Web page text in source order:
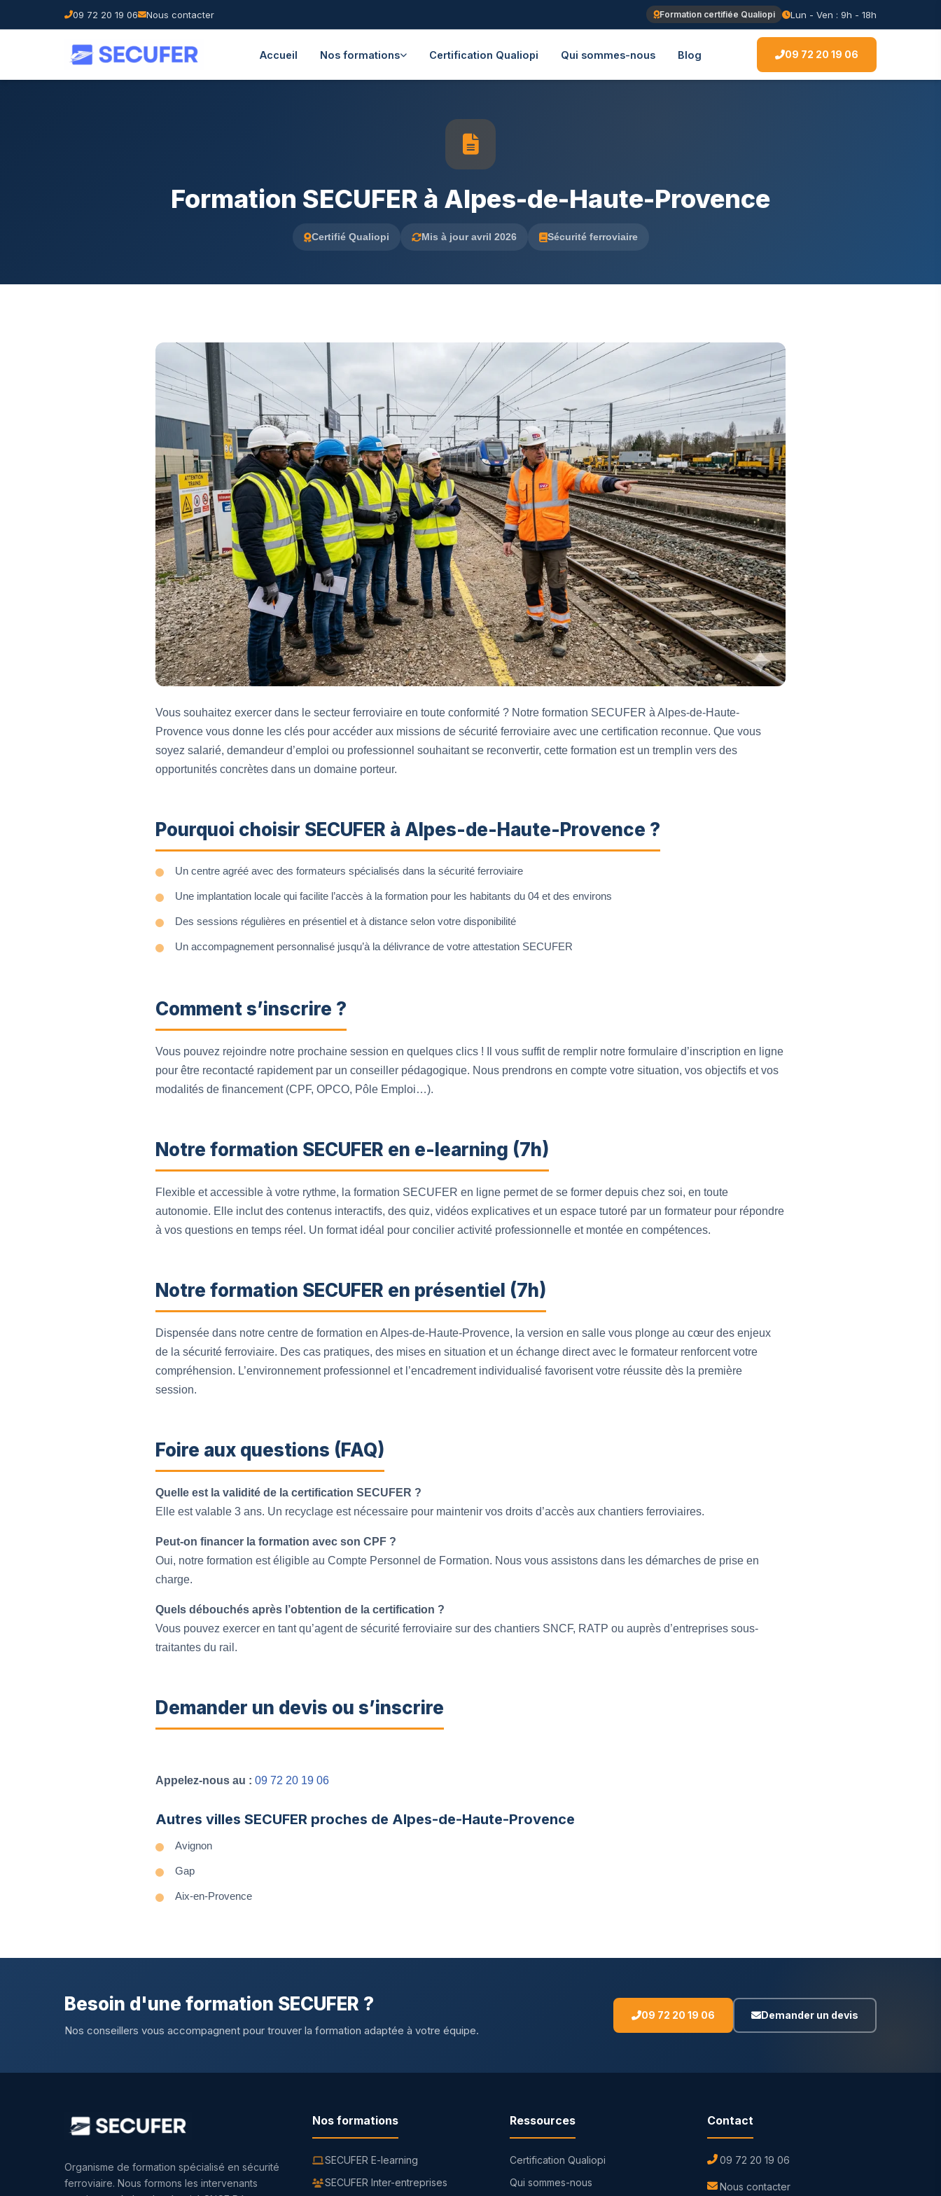
09 72 20 19 06 Nous contacter Formation certifiée Qualiopi Lun - Ven : 9h - 18h
Accueil Nos formations Certification Qualiopi Qui sommes-nous Blog 09 72 20 19 06
Formation SECUFER à Alpes-de-Haute-Provence
Certifié Qualiopi Mis à jour avril 2026 Sécurité ferroviaire
Vous souhaitez exercer dans le secteur ferroviaire en toute conformité ? Notre formation SECUFER à Alpes-de-Haute-
Provence vous donne les clés pour accéder aux missions de sécurité ferroviaire avec une certification reconnue. Que vous
soyez salarié, demandeur d’emploi ou professionnel souhaitant se reconvertir, cette formation est un tremplin vers des
opportunités concrètes dans un domaine porteur.
Pourquoi choisir SECUFER à Alpes-de-Haute-Provence ?
Un centre agréé avec des formateurs spécialisés dans la sécurité ferroviaire
Une implantation locale qui facilite l’accès à la formation pour les habitants du 04 et des environs
Des sessions régulières en présentiel et à distance selon votre disponibilité
Un accompagnement personnalisé jusqu’à la délivrance de votre attestation SECUFER
Comment s’inscrire ?
Vous pouvez rejoindre notre prochaine session en quelques clics ! Il vous suffit de remplir notre formulaire d’inscription en ligne
pour être recontacté rapidement par un conseiller pédagogique. Nous prendrons en compte votre situation, vos objectifs et vos
modalités de financement (CPF, OPCO, Pôle Emploi…).
Notre formation SECUFER en e-learning (7h)
Flexible et accessible à votre rythme, la formation SECUFER en ligne permet de se former depuis chez soi, en toute
autonomie. Elle inclut des contenus interactifs, des quiz, vidéos explicatives et un espace tutoré par un formateur pour répondre
à vos questions en temps réel. Un format idéal pour concilier activité professionnelle et montée en compétences.
Notre formation SECUFER en présentiel (7h)
Dispensée dans notre centre de formation en Alpes-de-Haute-Provence, la version en salle vous plonge au cœur des enjeux
de la sécurité ferroviaire. Des cas pratiques, des mises en situation et un échange direct avec le formateur renforcent votre
compréhension. L’environnement professionnel et l’encadrement individualisé favorisent votre réussite dès la première
session.
Foire aux questions (FAQ)
Quelle est la validité de la certification SECUFER ?
Elle est valable 3 ans. Un recyclage est nécessaire pour maintenir vos droits d’accès aux chantiers ferroviaires.
Peut-on financer la formation avec son CPF ?
Oui, notre formation est éligible au Compte Personnel de Formation. Nous vous assistons dans les démarches de prise en
charge.
Quels débouchés après l’obtention de la certification ?
Vous pouvez exercer en tant qu’agent de sécurité ferroviaire sur des chantiers SNCF, RATP ou auprès d’entreprises sous-
traitantes du rail.
Demander un devis ou s’inscrire
Appelez-nous au : 09 72 20 19 06
Autres villes SECUFER proches de Alpes-de-Haute-Provence
Avignon
Gap
Aix-en-Provence
Besoin d'une formation SECUFER ?
Nos conseillers vous accompagnent pour trouver la formation adaptée à votre équipe.
09 72 20 19 06 Demander un devis
Organisme de formation spécialisé en sécurité
ferroviaire. Nous formons les intervenants
Nos formations
SECUFER E-learning
SECUFER Inter-entreprises
Ressources
Certification Qualiopi
Qui sommes-nous
Contact
09 72 20 19 06
Nous contacter